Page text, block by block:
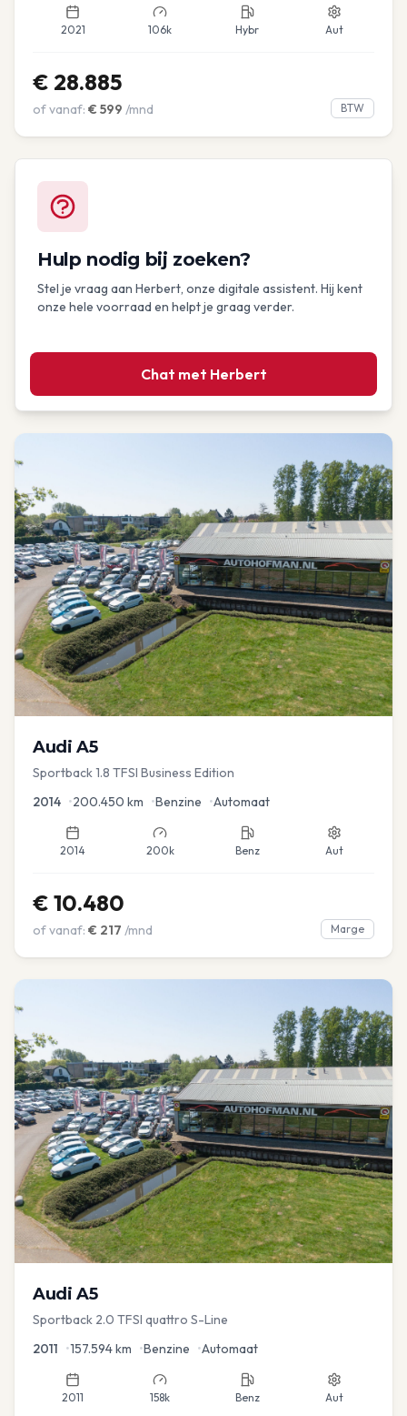
2021 106k Hybr Aut
€ 28.885
of vanaf: € 599 /mnd BTW
Hulp nodig bij zoeken?
Stel je vraag aan Herbert, onze digitale assistent. Hij kent
onze hele voorraad en helpt je graag verder.
Chat met Herbert
Audi A5
Sportback 1.8 TFSI Business Edition
2014 •200.450 km •Benzine •Automaat
2014 200k Benz Aut
€ 10.480
of vanaf: € 217 /mnd Marge
Audi A5
Sportback 2.0 TFSI quattro S-Line
2011 •157.594km •Benzine •Automaat
2011 158k Benz Aut